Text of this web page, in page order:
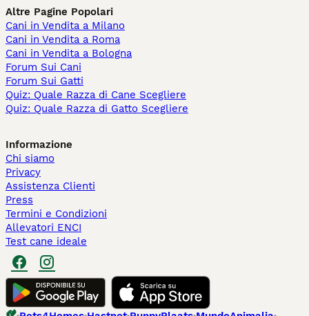
Altre Pagine Popolari
Cani in Vendita a Milano
Cani in Vendita a Roma
Cani in Vendita a Bologna
Forum Sui Cani
Forum Sui Gatti
Quiz: Quale Razza di Cane Scegliere
Quiz: Quale Razza di Gatto Scegliere
Informazione
Chi siamo
Privacy
Assistenza Clienti
Press
Termini e Condizioni
Allevatori ENCI
Test cane ideale